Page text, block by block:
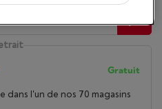
Gratuit
l'un de nos 70 magasins